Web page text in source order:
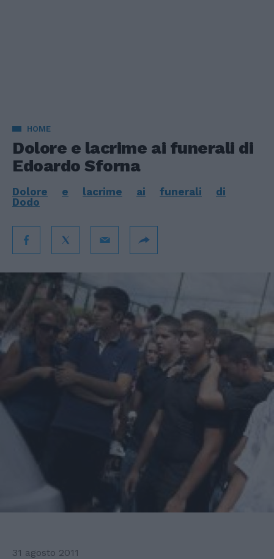
HOME
Dolore e lacrime ai funerali di
Edoardo Sforna
Dolore e lacrime ai funerali
di
Dodo
31 agosto 2011